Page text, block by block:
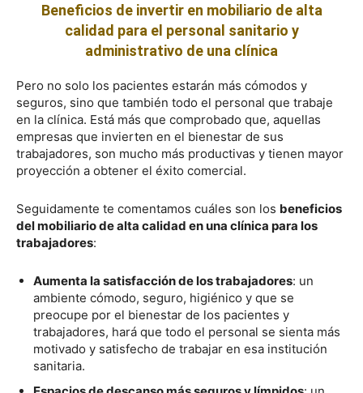
Beneficios de invertir en mobiliario de alta
calidad para el personal sanitario y
administrativo de una clínica
Pero no solo los pacientes estarán más cómodos y
seguros, sino que también todo el personal que trabaje
en la clínica. Está más que comprobado que, aquellas
empresas que invierten en el bienestar de sus
trabajadores, son mucho más productivas y tienen mayor
proyección a obtener el éxito comercial.
Seguidamente te comentamos cuáles son los beneficios
del mobiliario de alta calidad en una clínica para los
trabajadores:
Aumenta la satisfacción de los trabajadores: un
ambiente cómodo, seguro, higiénico y que se
preocupe por el bienestar de los pacientes y
trabajadores, hará que todo el personal se sienta más
motivado y satisfecho de trabajar en esa institución
sanitaria.